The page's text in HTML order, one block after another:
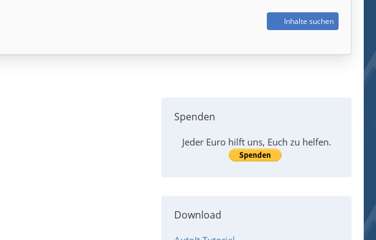
Inhalte suchen
Spenden
Jeder Euro hilft uns, Euch zu helfen.
Download